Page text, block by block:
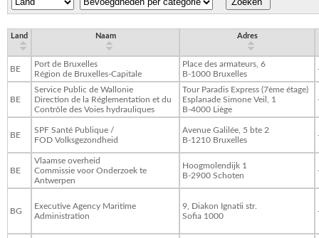
Land Naam Adres
BE
Port de Bruxelles
Région de Bruxelles-Capitale
Place des armateurs, 6
B-1000 Bruxelles
BE
Service Public de Wallonie
Direction de la Réglementation et du
Contrôle des Voies hydrauliques
Tour Paradis Express (7ème étage)
Esplanade Simone Veil, 1
B-4000 Liège
BE
SPF Santé Publique /
FOD Volksgezondheid
Avenue Galilée, 5 bte 2
B-1210 Bruxelles
BE
Vlaamse overheid
Commissie voor Onderzoek te
Antwerpen
Hoogmolendijk 1
B-2900 Schoten
BG
Executive Agency Maritime
Administration
9, Diakon Ignatii str.
Sofia 1000